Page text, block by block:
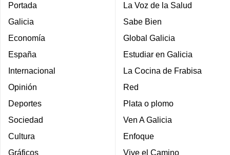
Portada
Galicia
Economía
España
Internacional
Opinión
Deportes
Sociedad
Cultura
Gráficos
La Voz de la Salud
Sabe Bien
Global Galicia
Estudiar en Galicia
La Cocina de Frabisa
Red
Plata o plomo
Ven A Galicia
Enfoque
Vive el Camino